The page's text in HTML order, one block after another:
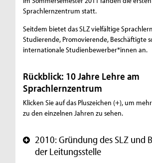
J
a
h
e
L
e
r
Sprachlernzentrum statt.
Seitdem bietet das SLZ vielfältige
Studierende, Promovierende, Beschäftigte
internationale Studienbewerber*innen an.
Rückblick: 10 Jahre Lehre am
Sprachlernzentrum
Klicken Sie auf das Pluszeichen (+), um
zu den einzelnen Jahren zu sehen.
+ 2010: Gründung des SLZ und
der Leitungsstelle